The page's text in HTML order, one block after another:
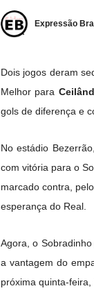
Expressão
Dois jogos deram
Melhor para
gols de diferença e
No estádio
com vitória para o
marcado contra,
esperança do Real.
Agora, o
a vantagem do
próxima quinta-feira,